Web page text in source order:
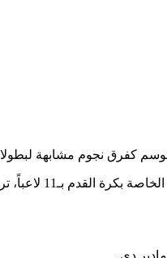
كفرق نجوم مشابهة
التي قامت لسنوات
دي.